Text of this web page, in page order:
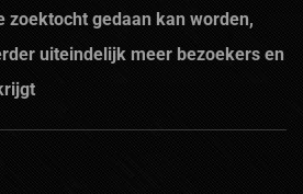
zoektocht gedaan kan worden,
uiteindelijk meer bezoekers en